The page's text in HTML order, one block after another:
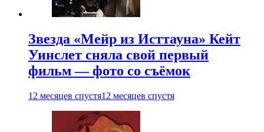
Звезда «Мейр из Исттауна» Кейт
Уинслет сняла свой первый
фильм — фото со съёмок
12 месяцев спустя12 месяцев спустя